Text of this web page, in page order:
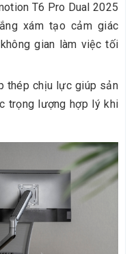
T6 Pro Dual 2025
xám tạo cảm giác
gian làm việc tối
thép chịu lực giúp sản
trọng lượng hợp lý khi